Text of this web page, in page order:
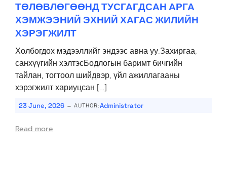
ТӨЛӨВЛӨГӨӨНД ТУСГАГДСАН АРГА
ХЭМЖЭЭНИЙ ЭХНИЙ ХАГАС ЖИЛИЙН
ХЭРЭГЖИЛТ
Холбогдох мэдээллийг эндээс авна уу.Захиргаа,
санхүүгийн хэлтэсБодлогын баримт бичгийн
тайлан, тогтоол шийдвэр, үйл ажиллагааны
хэрэгжилт хариуцсан […]
23 June, 2026 - AUTHOR:Administrator
Read more